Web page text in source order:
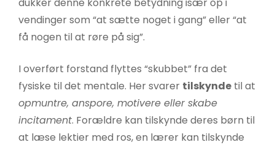
vendinger som “at sætte noget i gang” eller “at
få nogen til at røre på sig”.
I overført forstand flyttes “skubbet” fra det
fysiske til det mentale. Her svarer tilskynde til at
opmuntre, anspore, motivere eller skabe
incitament. Forældre kan tilskynde deres børn til
at læse lektier med ros, en lærer kan tilskynde